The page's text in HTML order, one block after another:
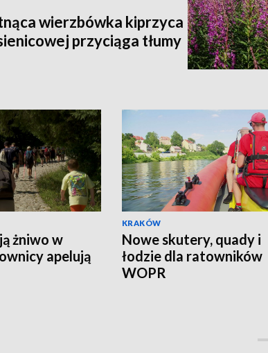
wierzbówka kiprzyca
przyciąga tłumy
żniwo w
apelują
KRAKÓW
Nowe skutery, quady i
łodzie dla ratowników
WOPR